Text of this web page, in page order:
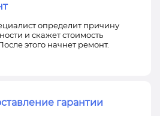
определит причину
и скажет стоимость
этого начнет ремонт.
гарантии